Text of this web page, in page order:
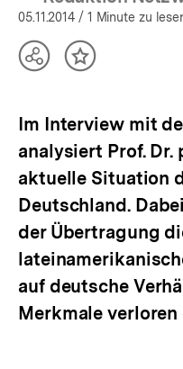
05.11.2014 / 1 Minute zu
TeilenInhalt
Im Interview mit
analysiert Prof. Dr.
aktuelle Situation
Deutschland.
der Übertragung
auf deutsche
Merkmale